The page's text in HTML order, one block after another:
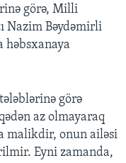
görə, Milli
Nazim Bəydəmirli
həbsxanaya
görə
az olmayaraq
malikdir, onun ailəsi
Eyni zamanda,